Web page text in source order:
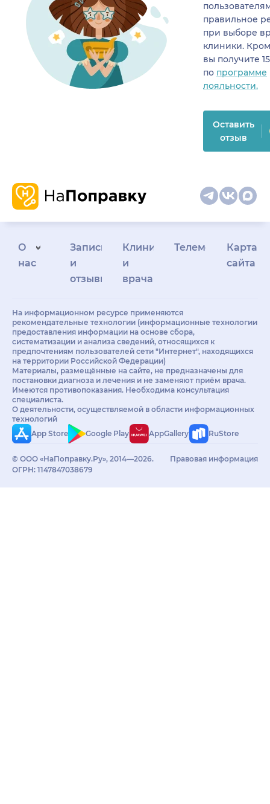
правильное
при выборе
клиники.
вы получите
по программе
лояльности.
Оставить
отзыв
О
нас
Запись
и
отзывы
Клиникам
и
врачам
Телемедицина
Карта
сайта
На информационном ресурсе применяются
рекомендательные технологии (информационные технологии
предоставления информации на основе сбора,
систематизации и анализа сведений, относящихся к
предпочтениям пользователей сети "Интернет", находящихся
на территории Российской Федерации)
Материалы, размещённые на сайте, не предназначены для
постановки диагноза и лечения и не заменяют приём врача.
Имеются противопоказания. Необходима консультация
специалиста.
О деятельности, осуществляемой в области информационных
технологий
App Store
Google Play AppGallery RuStore
© ООО «НаПоправку.Ру», 2014—2026.
ОГРН: 1147847038679
Правовая информация